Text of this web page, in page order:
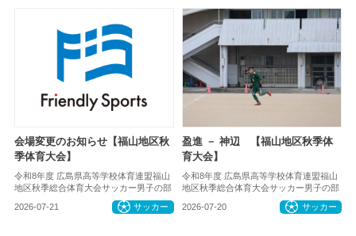
会場変更のお知らせ【福山地区秋
季体育大会】
令和8年度 広島県高等学校体育連盟福山
地区秋季総合体育大会サッカー男子の部
2026-07-21 サッカー
盈進 － 神辺 【福山地区秋季体
育大会】
令和8年度 広島県高等学校体育連盟福山
地区秋季総合体育大会サッカー男子の部
2026-07-20 サッカー